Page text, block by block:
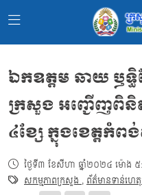
ឯកឧត្ដម ឆាយ ឫ
ក្រសួង អញ្ជើញពិនិ
៤ខ្សែ ក្នុងខេត្តកំព
ថ្ងៃទី៣ ខែសីហា ឆ្នាំ២០២៤ ម៉ោង
សកម្មភាពក្រសួង,ព័ត៌មានទាន់ហេ